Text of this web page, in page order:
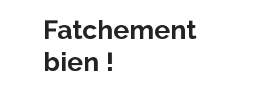
Fatchement
bien !